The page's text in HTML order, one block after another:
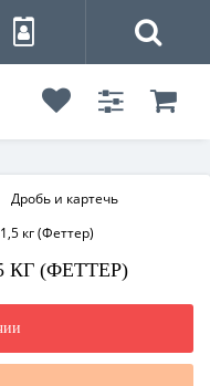
Дробь и картечь
КГ (ФЕТТЕР)